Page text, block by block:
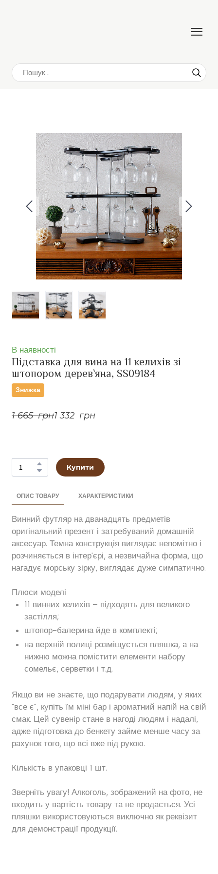
В наявності
Підставка для вина на 11 келихів зі
штопором дерев`яна, SS09184
Знижка
1 665  грн1 332  грн
Купити
ОПИС ТОВАРУ ХАРАКТЕРИСТИКИ
Винний футляр на дванадцять предметів
оригінальний презент і затребуваний домашній
аксесуар. Темна конструкція виглядає непомітно і
розчиняється в інтер'єрі, а незвичайна форма, що
нагадує морську зірку, виглядає дуже симпатично.
Плюси моделі
11 винних келихів – підходять для великого
застілля;
штопор-балерина йде в комплекті;
на верхній полиці розміщується пляшка, а на
нижню можна помістити елементи набору
сомельє, серветки і т.д.
Якщо ви не знаєте, що подарувати людям, у яких
"все є", купіть їм міні бар і ароматний напій на свій
смак. Цей сувенір стане в нагоді людям і надалі,
адже підготовка до бенкету займе менше часу за
рахунок того, що всі вже під рукою.
Кількість в упаковці 1 шт.
Зверніть увагу! Алкоголь, зображений на фото, не
входить у вартість товару та не продається. Усі
пляшки використовуються виключно як реквізит
для демонстрації продукції.